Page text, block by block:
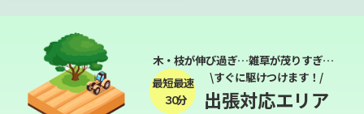
木・枝が伸び過ぎ…雑草が茂りすぎ…
最短最速
３０分
\すぐに駆けつけます！/
出張対応エリア